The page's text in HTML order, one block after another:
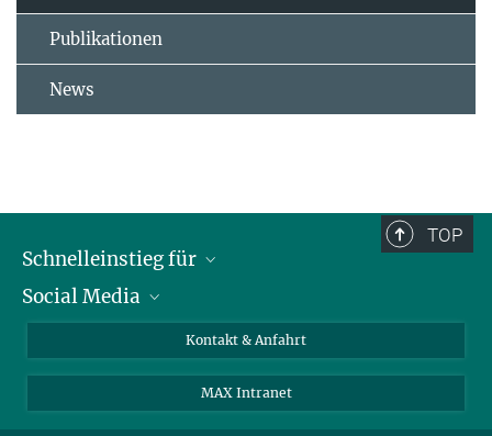
Publikationen
News
TOP
Schnelleinstieg für
Journalist*innen
Social Media
LinkedIn
Kontakt & Anfahrt
MAX Intranet